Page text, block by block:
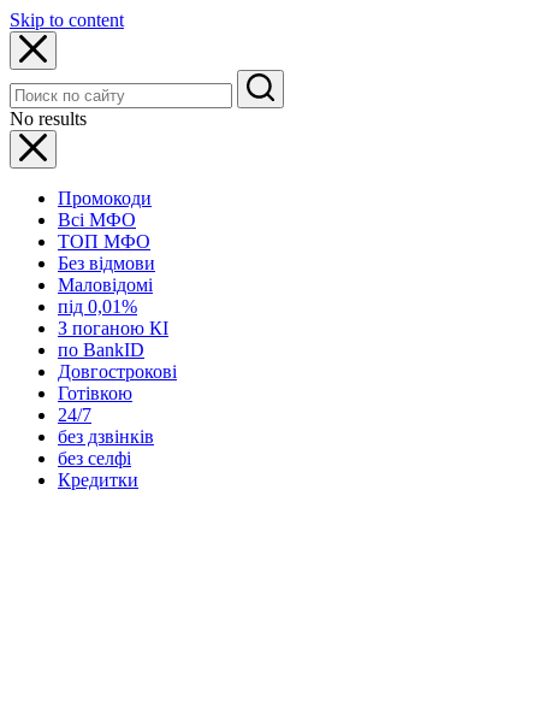
Skip to content
No results
Промокоди
Всі МФО
ТОП МФО
Без відмови
Маловідомі
під 0,01%
З поганою КІ
по BankID
Довгострокові
Готівкою
24/7
без дзвінків
без селфі
Кредитки